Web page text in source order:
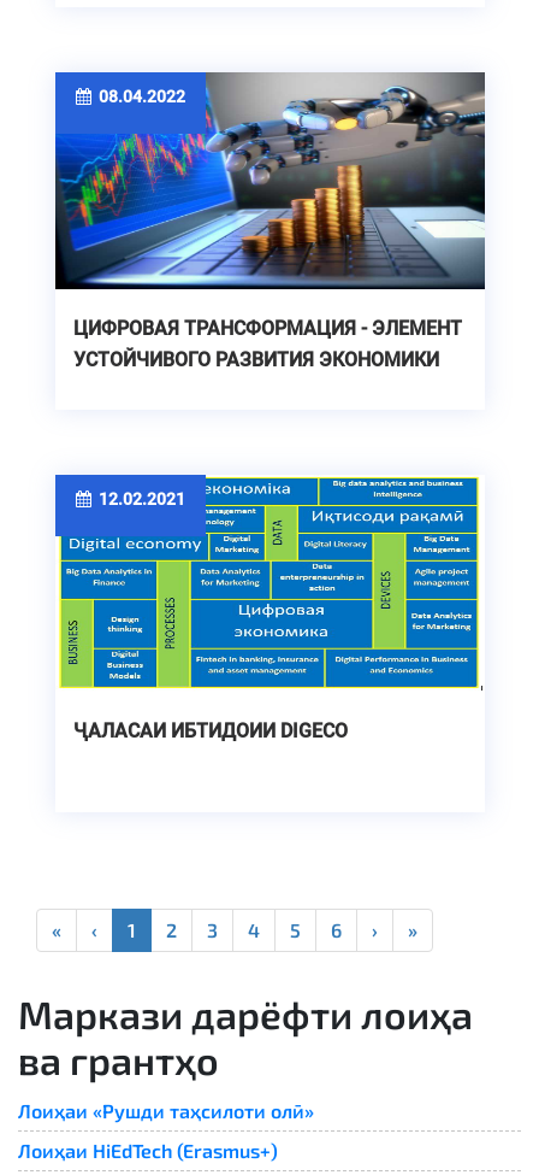
08.04.2022
ЦИФРОВАЯ ТРАНСФОРМАЦИЯ - ЭЛЕМЕНТ
УСТОЙЧИВОГО РАЗВИТИЯ ЭКОНОМИКИ
12.02.2021
ҶАЛАСАИ ИБТИДОИИ DIGECO
« ‹ 1 2 3 4 5 6 › »
Маркази дарёфти лоиҳа
ва грантҳо
Лоиҳаи «Рушди таҳсилоти олӣ»
Лоиҳаи HiEdTech (Erasmus+)